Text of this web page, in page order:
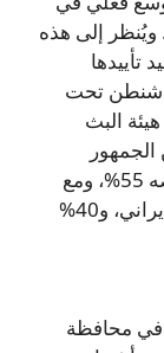
إلى هذه
تأييدها
تحت
البث
(حوالي 18%) تؤيد الاتفاق، في حين يعارضه 55%، ومع
ذلك يبقى 70% منهم قلقين من التهديد الإيراني، و40%
محافظة